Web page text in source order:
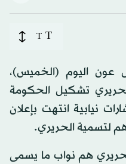
T
T
عون اليوم (الخميس)،
تشكيل الحكومة
نيابية انتهت بإعلان
لتسمية الحريري.
هم نواب ما يسمى